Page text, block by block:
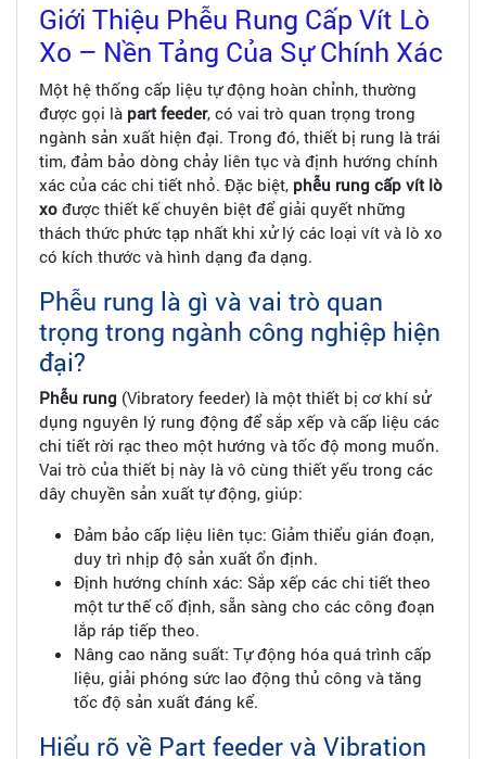
Giới Thiệu Phễu Rung Cấp Vít Lò
Xo – Nền Tảng Của Sự Chính Xác
Một hệ thống cấp liệu tự động hoàn chỉnh, thường
được gọi là part feeder, có vai trò quan trọng trong
ngành sản xuất hiện đại. Trong đó, thiết bị rung là trái
tim, đảm bảo dòng chảy liên tục và định hướng chính
xác của các chi tiết nhỏ. Đặc biệt, phễu rung cấp vít lò
xo được thiết kế chuyên biệt để giải quyết những
thách thức phức tạp nhất khi xử lý các loại vít và lò xo
có kích thước và hình dạng đa dạng.
Phễu rung là gì và vai trò quan
trọng trong ngành công nghiệp hiện
đại?
Phễu rung (Vibratory feeder) là một thiết bị cơ khí sử
dụng nguyên lý rung động để sắp xếp và cấp liệu các
chi tiết rời rạc theo một hướng và tốc độ mong muốn.
Vai trò của thiết bị này là vô cùng thiết yếu trong các
dây chuyền sản xuất tự động, giúp:
Đảm bảo cấp liệu liên tục: Giảm thiểu gián đoạn,
duy trì nhịp độ sản xuất ổn định.
Định hướng chính xác: Sắp xếp các chi tiết theo
một tư thế cố định, sẵn sàng cho các công đoạn
lắp ráp tiếp theo.
Nâng cao năng suất: Tự động hóa quá trình cấp
liệu, giải phóng sức lao động thủ công và tăng
tốc độ sản xuất đáng kể.
Hiểu rõ về Part feeder và Vibration